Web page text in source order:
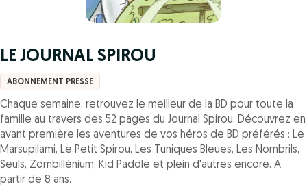
LE JOURNAL SPIROU
ABONNEMENT PRESSE
Chaque semaine, retrouvez le meilleur de la BD pour toute la
famille au travers des 52 pages du Journal Spirou. Découvrez en
avant première les aventures de vos héros de BD préférés : Le
Marsupilami, Le Petit Spirou, Les Tuniques Bleues, Les Nombrils,
Seuls, Zombillénium, Kid Paddle et plein d'autres encore. A
partir de 8 ans.